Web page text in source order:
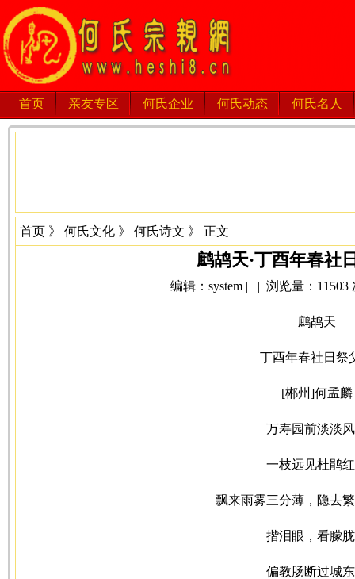
首页 亲友专区 何氏企业 何氏动态 何氏名人
首页 》 何氏文化 》 何氏诗文 》 正文
鹧鸪天·丁酉年春社
编辑：system | | 浏览量：11503
鹧鸪天
丁酉年春社日祭
[郴州]何孟麟
万寿园前淡淡
一枝远见杜鹃
飘来雨雾三分薄，隐去
揩泪眼，看朦
偏教肠断过城